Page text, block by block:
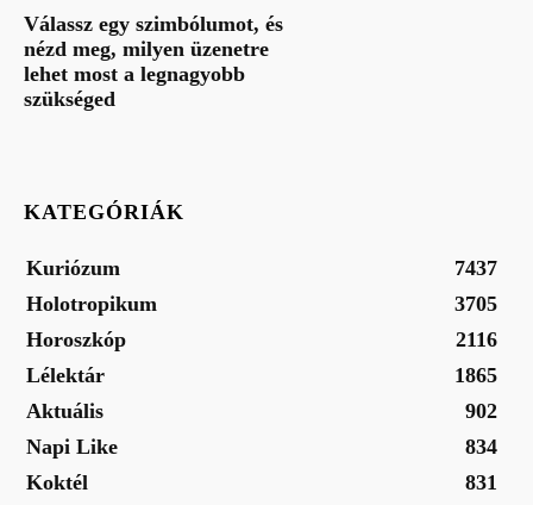
Válassz egy szimbólumot, és
nézd meg, milyen üzenetre
lehet most a legnagyobb
szükséged
KATEGÓRIÁK
Kuriózum
7437
Holotropikum
3705
Horoszkóp
2116
Lélektár
1865
Aktuális
902
Napi Like
834
Koktél
831